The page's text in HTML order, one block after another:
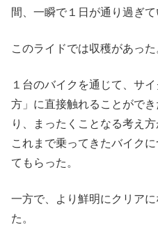
間、一瞬で１日が通り過ぎて
このライドでは収穫があった
１台のバイクを通じて、サ
方」に直接触れることがで
り、まったくことなる考え
これまで乗ってきたバイク
てもらった。
一方で、より鮮明にクリア
た。